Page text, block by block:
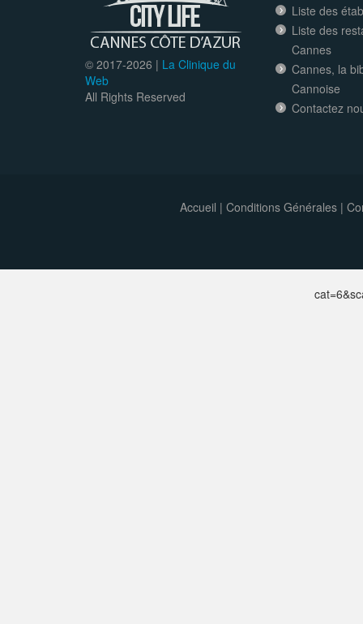
© 2017-2026 | La Clinique du
Web
All Rights Reserved
Liste des
Liste des
Cannes
Cannes, la
Cannoise
Contactez
Accueil | Conditions Générales|